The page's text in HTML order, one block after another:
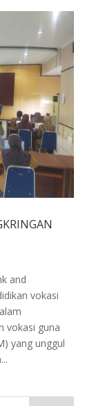
and
vokasi
vokasi guna
yang unggul